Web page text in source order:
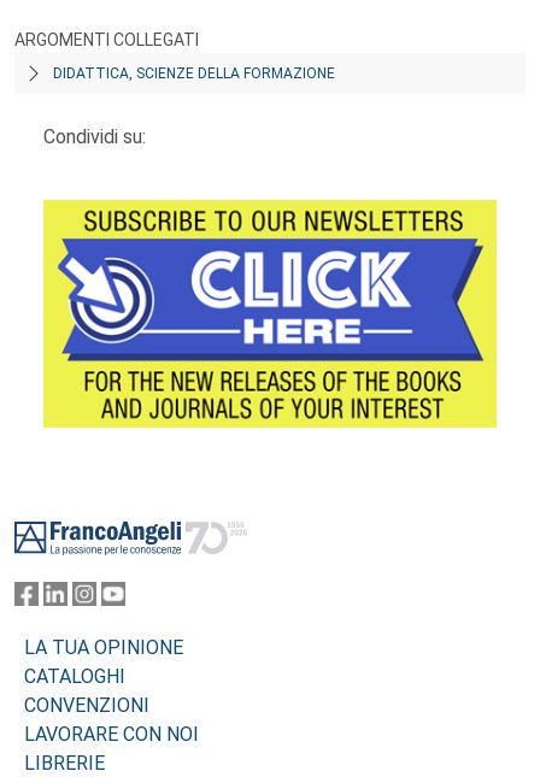
ARGOMENTI COLLEGATI
DIDATTICA, SCIENZE DELLA FORMAZIONE
Condividi su:
LA TUA OPINIONE
CATALOGHI
CONVENZIONI
LAVORARE CON NOI
LIBRERIE